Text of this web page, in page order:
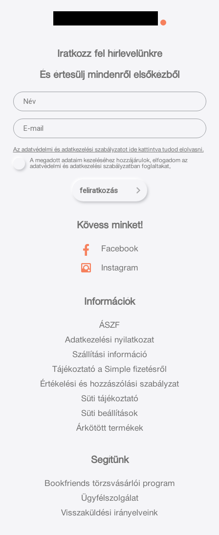
Információk
ÁSZF
Adatkezelési nyilatkozat
Szállítási információ
Tájékoztató a Simple fizetésről
Értékelési és hozzászólási szabályzat
Süti tájékoztató
Süti beállítások
Árkötött termékek
Segítünk
Bookfriends törzsvásárlói program
Ügyfélszolgálat
Visszaküldési irányelveink
Kövess minket!
Facebook
Instagram
Iratkozz fel hírlevelünkre
És értesülj mindenről elsőkézből
Az adatvédelmi és adatkezelési szabályzatot ide kattintva tudod elolvasni.
A megadott adataim kezeléséhez hozzájárulok, elfogadom az
adatvédelmi és adatkezelési szabályzatban foglaltakat,
feliratkozás